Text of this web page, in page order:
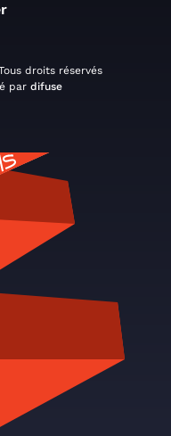
droits réservés
par difuse